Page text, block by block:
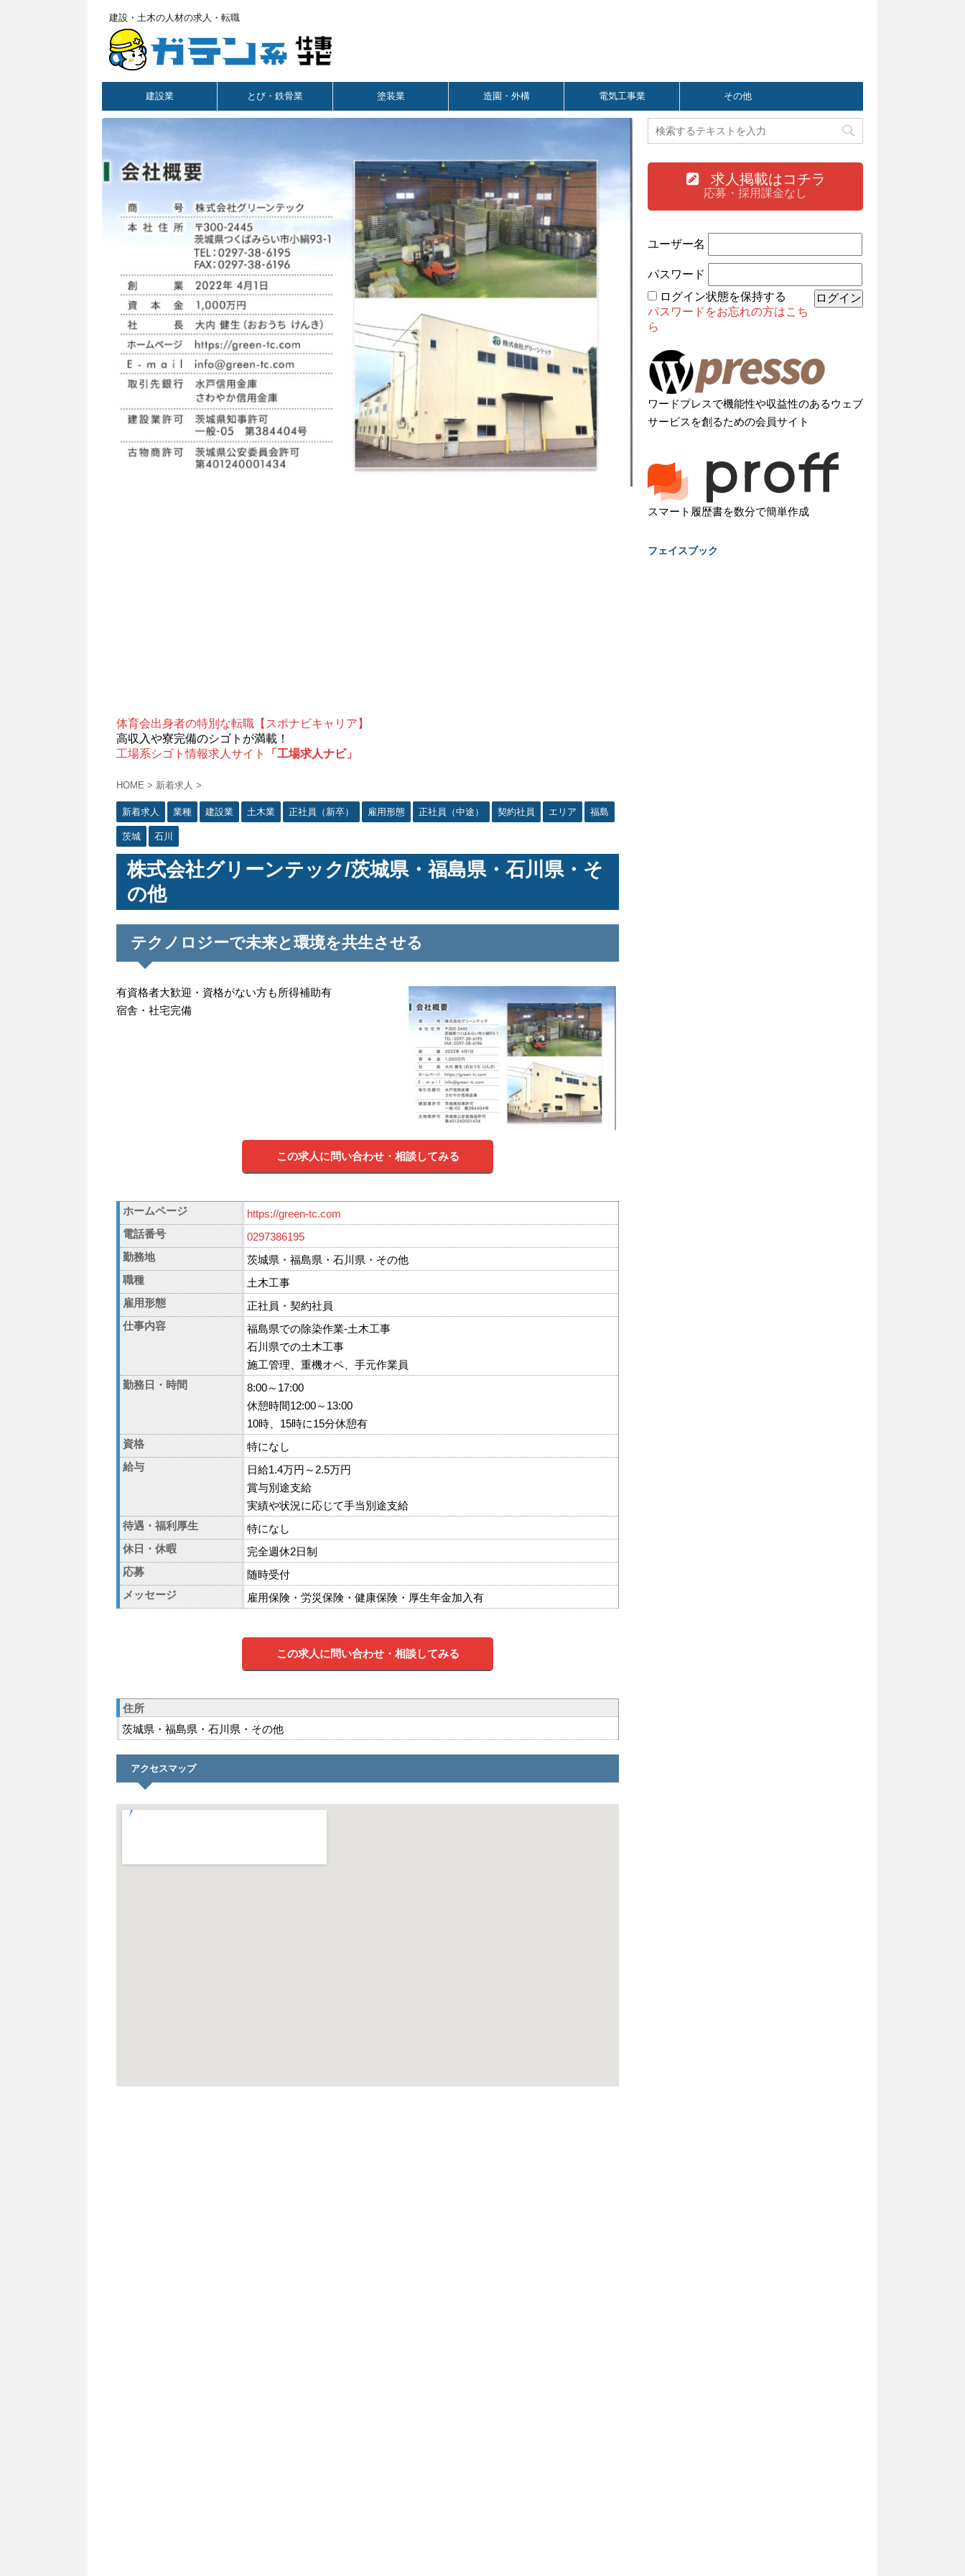
建設・土木の人材の求人・転職
建設業 とび・鉄骨業 塗装業 造園・外構 電気工事業 その他
体育会出身者の特別な転職【スポナビキャリア】
高収入や寮完備のシゴトが満載！
工場系シゴト情報求人サイト
「工場求人ナビ」
HOME > 新着求人 >
新着求人 業種 建設業 土木業 正社員（新卒） 雇用形態 正社員（中途） 契約社員 エリア 福島
茨城 石川
株式会社グリーンテック/茨城県・福島県・石川県・そ
の他
テクノロジーで未来と環境を共生させる
有資格者大歓迎・資格がない方も所得補助有
宿舎・社宅完備
この求人に問い合わせ・相談してみる
ホームページ
https://green-tc.com
電話番号
0297386195
勤務地
茨城県・福島県・石川県・その他
職種
土木工事
雇用形態
正社員・契約社員
仕事内容
福島県での除染作業-土木工事
石川県での土木工事
施工管理、重機オペ、手元作業員
勤務日・時間
8:00～17:00
休憩時間12:00～13:00
10時、15時に15分休憩有
資格
特になし
給与
日給1.4万円～2.5万円
賞与別途支給
実績や状況に応じて手当別途支給
待遇・福利厚生
特になし
休日・休暇
完全週休2日制
応募
随時受付
メッセージ
雇用保険・労災保険・健康保険・厚生年金加入有
この求人に問い合わせ・相談してみる
住所
茨城県・福島県・石川県・その他
アクセスマップ
求人掲載はコチラ
応募・採用課金なし
ユーザー名
パスワード
ログイン状態を保持する
パスワードをお忘れの方はこち
ら
ワードプレスで機能性や収益性のあるウェブ
サービスを創るための会員サイト
スマート履歴書を数分で簡単作成
フェイスブック